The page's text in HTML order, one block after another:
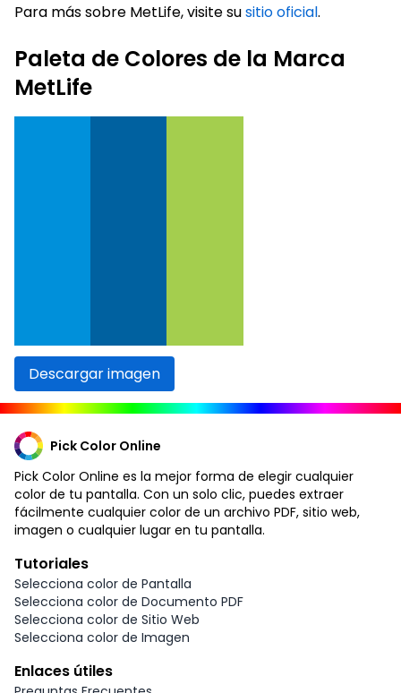
Para más sobre MetLife, visite susitio oficial.
Paleta de Colores de la Marca
MetLife
Descargar imagen
Pick Color Online
Pick Color Online es la mejor forma de elegir cualquier
color de tu pantalla. Con un solo clic, puedes extraer
fácilmente cualquier color de un archivo PDF, sitio web,
imagen o cualquier lugar en tu pantalla.
Tutoriales
Selecciona color de Pantalla
Selecciona color de Documento PDF
Selecciona color de Sitio Web
Selecciona color de Imagen
Enlaces útiles